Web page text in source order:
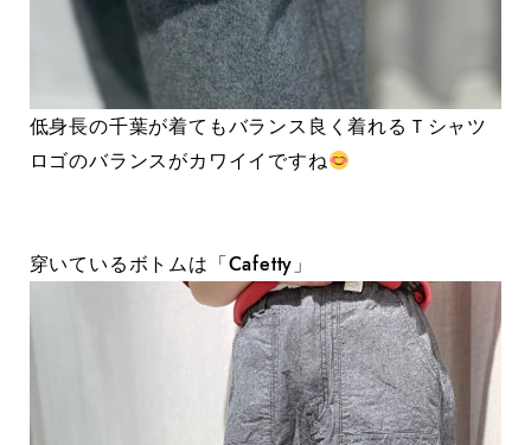
低身長の千葉が着てもバランス良く着れるＴシャツ
ロゴのバランスがカワイイですね
穿いているボトムは「Cafetty」